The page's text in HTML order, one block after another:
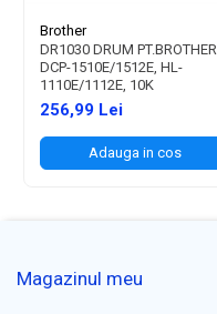
Brother
DR1030 DRUM PT.BROTHER
DCP-1510E/1512E, HL-
1110E/1112E, 10K
256,99 Lei
Adauga in cos
Magazinul meu